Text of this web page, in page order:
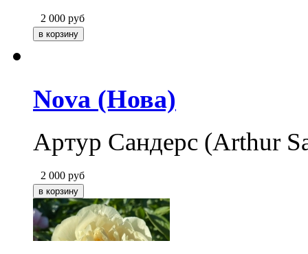
2 000 руб
Nova (Нова)
Артур Сандерс (Arthur
2 000 руб